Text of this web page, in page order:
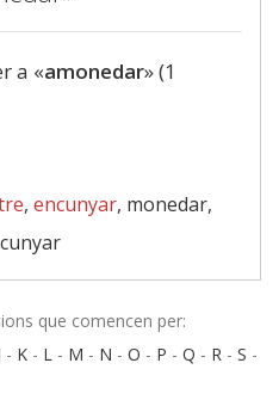
a «amonedar» (1
, encunyar, monedar,
que comencen per:
- K - L - M - N - O - P - Q - R - S -